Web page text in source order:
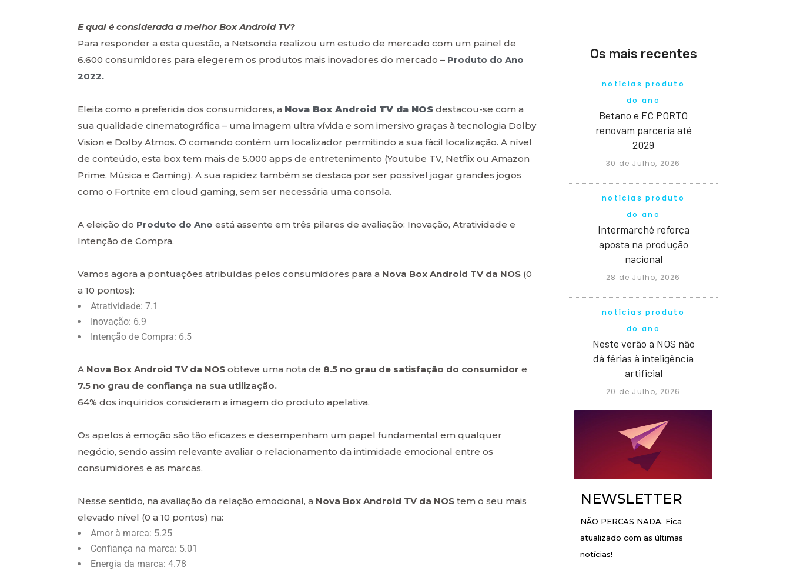
E qual é considerada a melhor Box Android TV?
Para responder a esta questão, a Netsonda realizou um estudo de mercado com um painel de
6.600 consumidores para elegerem os produtos mais inovadores do mercado – Produto do Ano
2022.
Eleita como a preferida dos consumidores, a Nova Box Android TV da NOS destacou-se com a
sua qualidade cinematográfica – uma imagem ultra vívida e som imersivo graças à tecnologia Dolby
Vision e Dolby Atmos. O comando contém um localizador permitindo a sua fácil localização. A nível
de conteúdo, esta box tem mais de 5.000 apps de entretenimento (Youtube TV, Netflix ou Amazon
Prime, Música e Gaming). A sua rapidez também se destaca por ser possível jogar grandes jogos
como o Fortnite em cloud gaming, sem ser necessária uma consola.
A eleição do Produto do Ano está assente em três pilares de avaliação: Inovação, Atratividade e
Intenção de Compra.
Vamos agora a pontuações atribuídas pelos consumidores para a Nova Box Android TV da NOS (0
a 10 pontos):
Atratividade: 7.1
Inovação: 6.9
Intenção de Compra: 6.5
A Nova Box Android TV da NOS obteve uma nota de 8.5 no grau de satisfação do consumidor e
7.5 no grau de confiança na sua utilização.
64% dos inquiridos consideram a imagem do produto apelativa.
Os apelos à emoção são tão eficazes e desempenham um papel fundamental em qualquer
negócio, sendo assim relevante avaliar o relacionamento da intimidade emocional entre os
consumidores e as marcas.
Nesse sentido, na avaliação da relação emocional, a Nova Box Android TV da NOS tem o seu mais
elevado nível (0 a 10 pontos) na:
Amor à marca: 5.25
Confiança na marca: 5.01
Energia da marca: 4.78
Os mais recentes
notícias produto
do ano
Betano e FC PORTO
renovam parceria até
2029
30 de Julho, 2026
notícias produto
do ano
Intermarché reforça
aposta na produção
nacional
28 de Julho, 2026
notícias produto
do ano
Neste verão a NOS não
dá férias à inteligência
artificial
20 de Julho, 2026
NEWSLETTER
NÃO PERCAS NADA. Fica
atualizado com as últimas
notícias!